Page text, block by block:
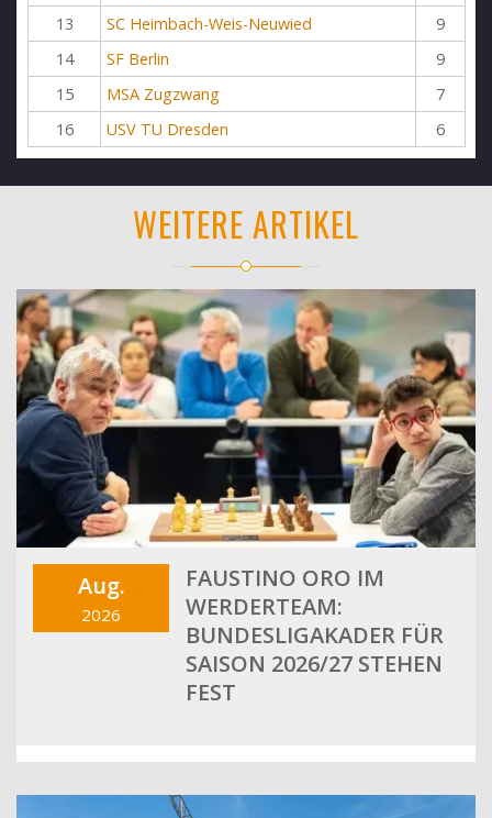
13
SC Heimbach-Weis-Neuwied
9
14
SF Berlin
9
15
MSA Zugzwang
7
16
USV TU Dresden 6
WEITERE ARTIKEL
Aug.
2026
FAUSTINO ORO IM
WERDERTEAM:
BUNDESLIGAKADER FÜR
SAISON 2026/27 STEHEN
FEST